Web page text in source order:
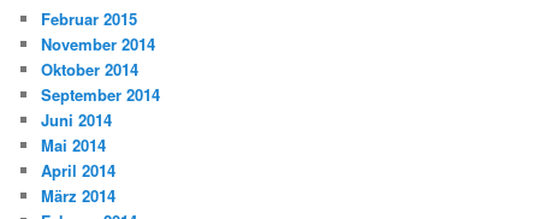
Februar 2015
November 2014
Oktober 2014
September 2014
Juni 2014
Mai 2014
April 2014
März 2014